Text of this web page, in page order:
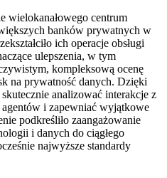
wielokanałowego centrum
banków prywatnych w
ich operacje obsługi
ulepszenia, w tym
kompleksową ocenę
na prywatność danych. Dzięki
analizować interakcje z
i zapewniać wyjątkowe
podkreśliło zaangażowanie
i danych do ciągłego
najwyższe standardy